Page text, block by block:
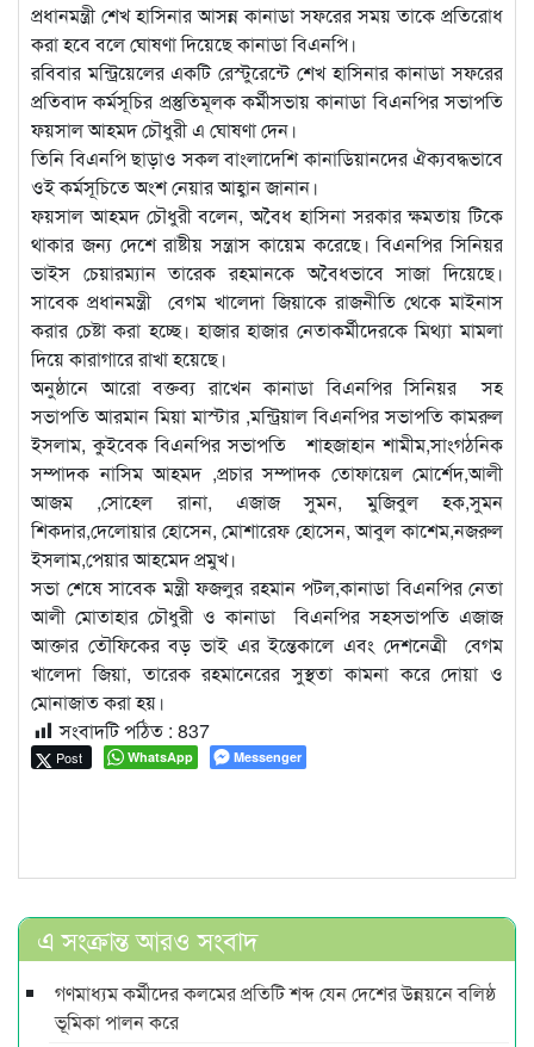
প্রধানমন্ত্রী শেখ হাসিনার আসন্ন কানাডা সফরের সময় তাকে প্রতিরোধ
করা হবে বলে ঘোষণা দিয়েছে কানাডা বিএনপি।
রবিবার মন্ট্রিয়েলের একটি রেস্টুরেন্টে শেখ হাসিনার কানাডা সফরের
প্রতিবাদ কর্মসূচির প্রস্তুতিমূলক কর্মীসভায় কানাডা বিএনপির সভাপতি
ফয়সাল আহমদ চৌধুরী এ ঘোষণা দেন।
তিনি বিএনপি ছাড়াও সকল বাংলাদেশি কানাডিয়ানদের ঐক্যবদ্ধভাবে
ওই কর্মসূচিতে অংশ নেয়ার আহ্বান জানান।
ফয়সাল আহমদ চৌধুরী বলেন, অবৈধ হাসিনা সরকার ক্ষমতায় টিকে
থাকার জন্য দেশে রাষ্টীয় সন্ত্রাস কায়েম করেছে। বিএনপির সিনিয়র
ভাইস চেয়ারম্যান তারেক রহমানকে অবৈধভাবে সাজা দিয়েছে।
সাবেক প্রধানমন্ত্রী বেগম খালেদা জিয়াকে রাজনীতি থেকে মাইনাস
করার চেষ্টা করা হচ্ছে। হাজার হাজার নেতাকর্মীদেরকে মিথ্যা মামলা
দিয়ে কারাগারে রাখা হয়েছে।
অনুষ্ঠানে আরো বক্তব্য রাখেন কানাডা বিএনপির সিনিয়র সহ
সভাপতি আরমান মিয়া মাস্টার ,মন্ট্রিয়াল বিএনপির সভাপতি কামরুল
ইসলাম, কুইবেক বিএনপির সভাপতি শাহজাহান শামীম,সাংগঠনিক
সম্পাদক নাসিম আহমদ ,প্রচার সম্পাদক তোফায়েল মোর্শেদ,আলী
আজম ,সোহেল রানা, এজাজ সুমন, মুজিবুল হক,সুমন
শিকদার,দেলোয়ার হোসেন, মোশারেফ হোসেন, আবুল কাশেম,নজরুল
ইসলাম,পেয়ার আহমেদ প্রমুখ।
সভা শেষে সাবেক মন্ত্রী ফজলুর রহমান পটল,কানাডা বিএনপির নেতা
আলী মোতাহার চৌধুরী ও কানাডা বিএনপির সহসভাপতি এজাজ
আক্তার তৌফিকের বড় ভাই এর ইন্তেকালে এবং দেশনেত্রী বেগম
খালেদা জিয়া, তারেক রহমানেরের সুস্থতা কামনা করে দোয়া ও
মোনাজাত করা হয়।
সংবাদটি পঠিত : 837
Post WhatsApp Messenger
এ সংক্রান্ত আরও সংবাদ
গণমাধ্যম কর্মীদের কলমের প্রতিটি শব্দ যেন দেশের উন্নয়নে বলিষ্ঠ
ভূমিকা পালন করে